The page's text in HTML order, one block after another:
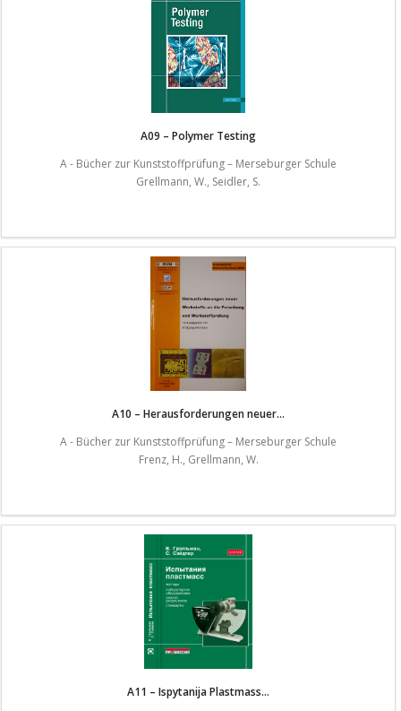
A09 – Polymer Testing
A - Bücher zur Kunststoffprüfung – Merseburger Schule
Grellmann, W., Seidler, S.
A10 – Herausforderungen neuer...
A - Bücher zur Kunststoffprüfung – Merseburger Schule
Frenz, H., Grellmann, W.
A11 – Ispytanija Plastmass...